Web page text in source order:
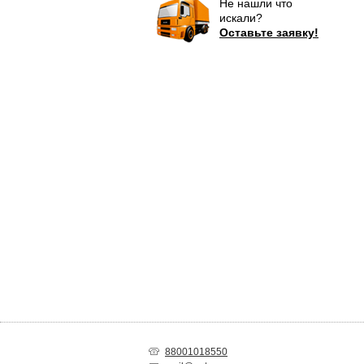
Не нашли что
искали?
Оставьте заявку!
88001018550